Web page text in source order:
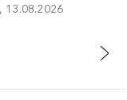
13.08.2026